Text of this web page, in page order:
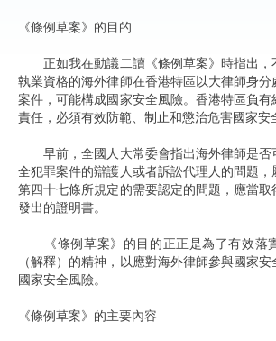
《條例草案》的目的
正如我在動議二讀《條例草案》時指出，
執業資格的海外律師在香港特區以大律師身
案件，可能構成國家安全風險。香港特區負
責任，必須有效防範、制止和懲治危害國家安
早前，全國人大常委會指出海外律師是否
全犯罪案件的辯護人或者訴訟代理人的問題，
第四十七條所規定的需要認定的問題，應當
發出的證明書。
《條例草案》的目的正正是為了有效落
（解釋）的精神，以應對海外律師參與國家
國家安全風險。
《條例草案》的主要內容